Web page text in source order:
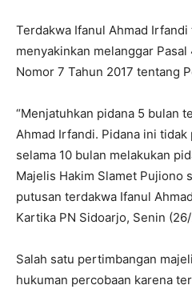
Terdakwa Ifanul Ahmad
menyakinkan melanggar
Nomor 7 Tahun 2017 tentang
“Menjatuhkan pidana 5 bulan
Ahmad Irfandi. Pidana ini
selama 10 bulan melakukan
Majelis Hakim Slamet Pujiono
putusan terdakwa Ifanul
Kartika PN Sidoarjo, Senin
Salah satu pertimbangan
hukuman percobaan karena